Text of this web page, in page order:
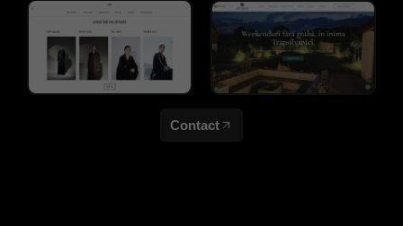
Contact